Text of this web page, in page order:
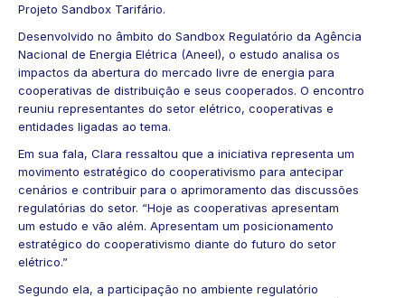
Projeto Sandbox Tarifário.
Desenvolvido no âmbito do Sandbox Regulatório da Agência
Nacional de Energia Elétrica (Aneel), o estudo analisa os
impactos da abertura do mercado livre de energia para
cooperativas de distribuição e seus cooperados. O encontro
reuniu representantes do setor elétrico, cooperativas e
entidades ligadas ao tema.
Em sua fala, Clara ressaltou que a iniciativa representa um
movimento estratégico do cooperativismo para antecipar
cenários e contribuir para o aprimoramento das discussões
regulatórias do setor. “Hoje as cooperativas apresentam
um estudo e vão além. Apresentam um posicionamento
estratégico do cooperativismo diante do futuro do setor
elétrico.”
Segundo ela, a participação no ambiente regulatório